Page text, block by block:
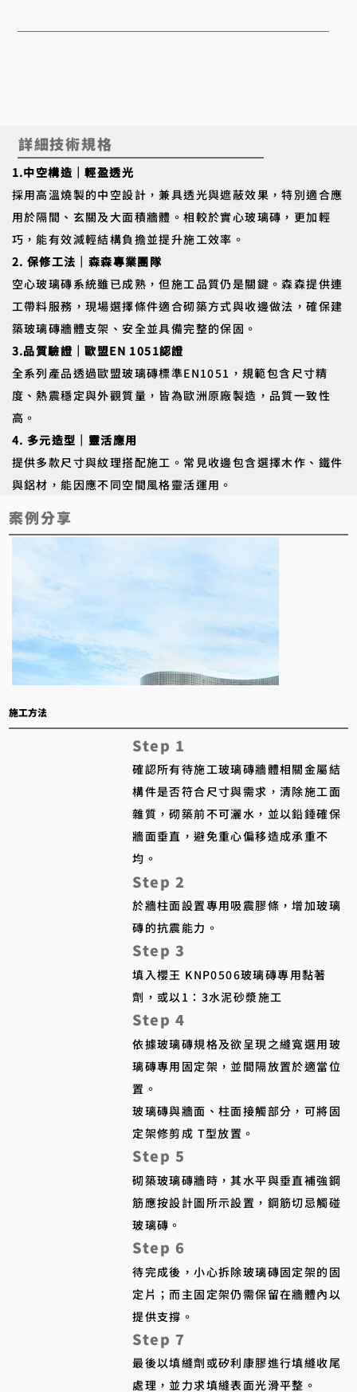
詳細技術規格
1.中空構造｜輕盈透光
採用高溫燒製的中空設計，兼具透光與遮蔽效果，特別適合應
用於隔間、玄關及大面積牆體。相較於實心玻璃磚，更加輕
巧，能有效減輕結構負擔並提升施工效率。
2. 保修工法｜森森專業團隊
空心玻璃磚系統雖已成熟，但施工品質仍是關鍵。森森提供連
工帶料服務，現場選擇條件適合砌築方式與收邊做法，確保建
築玻璃磚牆體支架、安全並具備完整的保固。
3.品質驗證｜歐盟EN 1051認證
全系列產品透過歐盟玻璃磚標準EN1051，規範包含尺寸精
度、熱震穩定與外觀質量，皆為歐洲原廠製造，品質一致性
高。
4. 多元造型｜靈活應用
提供多款尺寸與紋理搭配施工。常見收邊包含選擇木作、鐵件
與鋁材，能因應不同空間風格靈活運用。
​案例分享
​施工方法
Step 1
確認所有待施工玻璃磚牆體相關金屬結
構件是否符合尺寸與需求，清除施工面
雜質，砌築前不可灑水，並以鉛錘確保
牆面垂直，避免重心偏移造成承重不
均。
Step 2
於牆柱面設置專用吸震膠條，增加玻璃
磚的抗震能力。
Step 3
填入櫻王 KNP0506玻璃磚專用黏著
劑，或以1：3水泥砂漿施工
Step 4
依據玻璃磚規格及欲呈現之縫寬選用玻
璃磚專用固定架，並間隔放置於適當位
置。
玻璃磚與牆面、柱面接觸部分，可將固
定架修剪成 T型放置。
Step 5
砌築玻璃磚牆時，其水平與垂直補強鋼
筋應按設計圖所示設置，鋼筋切忌觸碰
玻璃磚。
Step 6
待完成後，小心拆除玻璃磚固定架的固
定片；而主固定架仍需保留在牆體內以
提供支撐。​
Step 7
最後以填縫劑或矽利康膠進行填縫收尾
處理，並力求填縫表面光滑平整。